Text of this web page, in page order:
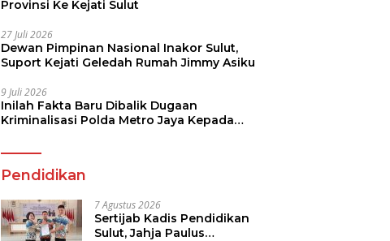
Provinsi Ke Kejati Sulut
27 Juli 2026
Dewan Pimpinan Nasional Inakor Sulut,
Suport Kejati Geledah Rumah Jimmy Asiku
9 Juli 2026
Inilah Fakta Baru Dibalik Dugaan
Kriminalisasi Polda Metro Jaya Kepada
Pendidikan
7 Agustus 2026
Sertijab Kadis Pendidikan
Sulut, Jahja Paulus